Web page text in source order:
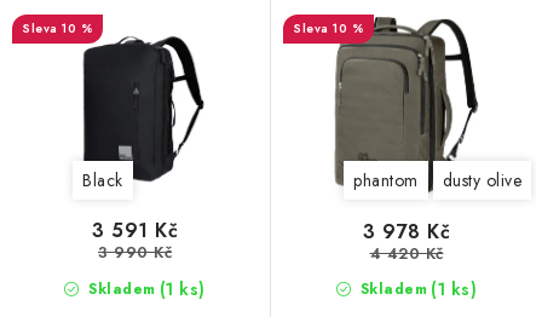
d
u
o
d
10 %
Black
Skladem (1 ks)
3 591 Kč
3 990 Kč
10 %
phantom dusty olive
Skladem (1 ks)
3 978 Kč
4 420 Kč